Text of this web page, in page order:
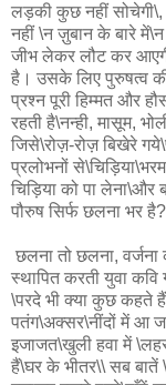
लड़की कुछ नहीं सोचेगी\,
नहीं \न ज़ुबान के बारे
जीभ लेकर लौट कर आएगी
है। उसके लिए पुरुषत्व
प्रश्न पूरी हिम्मत और
रहती है\नन्ही, मासूम,
जिसे\रोज़-रोज़ बिखेरे
प्रलोभनों
चिड़िया को पा लेना\और
पौरुष सिर्फ छलना भर है?
छलना तो छलना,
स्थापित करती युवा
\परदे भी क्या कुछ कहते
पतंग\अक्सर\नींदों में आ
इजाजत\खुली हवा में
हैं\घर के भीतर\\ सब बातें